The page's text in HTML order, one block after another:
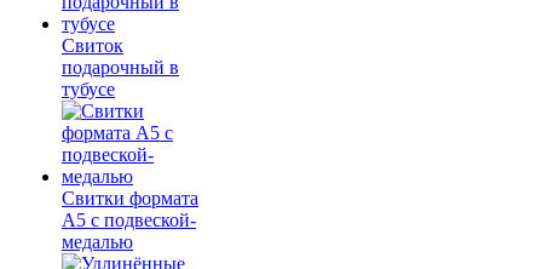
Свиток
подарочный в
тубусе
Свитки формата
А5 с подвеской-
медалью